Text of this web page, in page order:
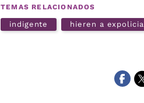
TEMAS RELACIONADOS
indigente hieren a expolicia